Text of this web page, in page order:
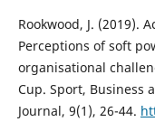
Rookwood, J. (2019).
Perceptions of soft
organisational
Cup. Sport, Business
Journal, 9(1), 26-44.